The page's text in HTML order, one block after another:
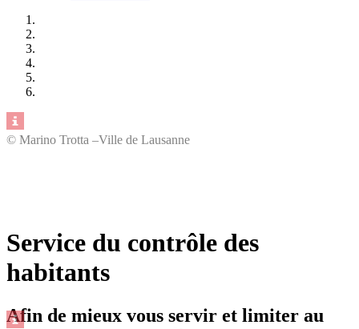
© Marino Trotta –Ville de Lausanne
Service du contrôle des
habitants
Afin de mieux vous servir et limiter au